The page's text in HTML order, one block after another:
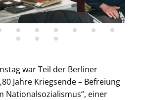
war Teil der Berliner
Jahre Kriegsende – Befreiung
Nationalsozialismus“, einer